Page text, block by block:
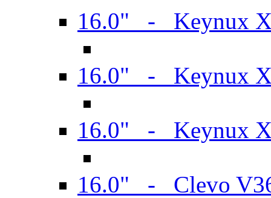
16.0" - Keynux
16.0" - Keynux
16.0" - Keynux
16.0" - Clevo